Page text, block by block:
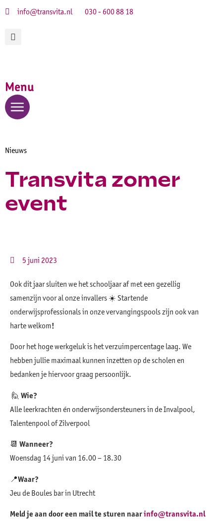
info@transvita.nl 030 - 600 88 18
Menu
Nieuws
Transvita zomer
event
5 juni 2023
Ook dit jaar sluiten we het schooljaar af met een gezellig
samenzijn voor al onze invallers ☀️ Startende
onderwijsprofessionals in onze vervangingspools zijn ook van
harte welkom!
Door het hoge werkgeluk is het verzuimpercentage laag. We
hebben jullie maximaal kunnen inzetten op de scholen en
bedanken je hiervoor graag persoonlijk.
🙋 Wie?
Alle leerkrachten én onderwijsondersteuners in de Invalpool,
Talentenpool of Zilverpool
📆 Wanneer?
Woensdag 14 juni van 16.00 – 18.30
📍Waar?
Jeu de Boules bar in Utrecht
Meld je aan door een mail te sturen naarinfo@transvita.nl